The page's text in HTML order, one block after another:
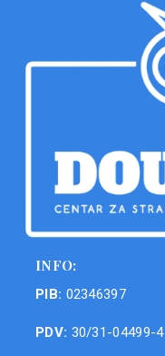
INFO:
PIB: 02346397
PDV: 30/31-04499-4